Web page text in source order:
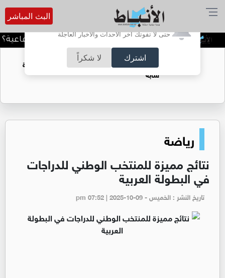
أترغب في تفعيل الإشعارات؟
حتى لا تفوتك آخر الأحداث والأخبار العاجلة
اشترك لا شكراً
البث المباشر
الضحك وقت الأزمات.. خلل نفسي أم حيلة دفاعية؟
الأمير الحسين.. هندسة المستقبل الأردني بقيادة
شابة
رياضة
نتائج مميزة للمنتخب الوطني للدراجات
في البطولة العربية
تاريخ النشر : الخميس - pm 07:52 | 2025-10-09